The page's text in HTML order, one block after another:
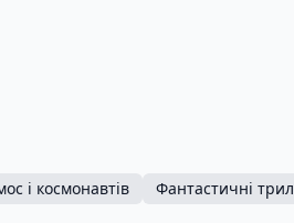
і космонавтів
Фантастичні